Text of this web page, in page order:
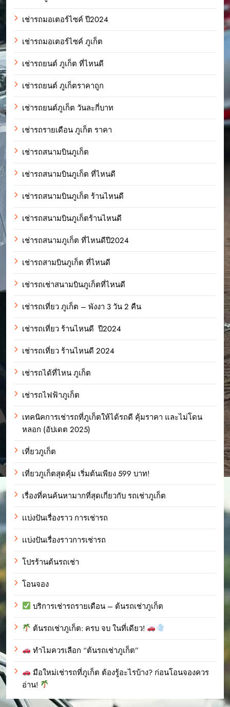
เช่ารถมอเตอร์ไซค์ ปี2024
เช่ารถมอเตอร์ไซค์ ภูเก็ต
เช่ารถยนต์ ภูเก็ต ที่ไหนดี
เช่ารถยนต์ ภูเก็ตราคาถูก
เช่ารถยนต์ภูเก็ต วันละกี่บาท
เช่ารถรายเดือน ภูเก็ต ราคา
เช่ารถสนามบินภูเก็ต
เช่ารถสนามบินภูเก็ต ที่ไหนดี
เช่ารถสนามบินภูเก็ต ร้านไหนดี
เช่ารถสนามบินภูเก็ตร้านไหนดี
เช่ารถสนามภูเก็ต ที่ไหนดีปี2024
เช่ารถสามบินภูเก็ต ที่ไหนดี
เช่ารถเช่าสนามบินภูเก็ตที่ไหนดี
เช่ารถเที่ยว ภูเก็ต – พังงา 3 วัน 2 คืน
เช่ารถเที่ยว ร้านไหนดี ปี2024
เช่ารถเที่ยว ร้านไหนดี 2024
เช่ารถได้ที่ไหน ภูเก็ต
เช่ารถไฟฟ้าภูเก็ต
เทคนิคการเช่ารถที่ภูเก็ตให้ได้รถดี คุ้มราคา และไม่โดน
หลอก (อัปเดต 2025)
เที่ยวภูเก็ต
เที่ยวภูเก็ตสุดคุ้ม เริ่มต้นเพียง 599 บาท!
เรื่องที่คนค้นหามากที่สุดเกี่ยวกับ รถเช่าภูเก็ต
เเบ่งปันเรื่องราว การเช่ารถ
เเบ่งปันเรื่องราวการเช่ารถ
โปรร้านต้นรถเช่า
โอนจอง
บริการเช่ารถรายเดือน – ต้นรถเช่าภูเก็ต
ต้นรถเช่าภูเก็ต: ครบ จบ ในที่เดียว!
ทำไมควรเลือก “ต้นรถเช่าภูเก็ต”
มือใหม่เช่ารถที่ภูเก็ต ต้องรู้อะไรบ้าง? ก่อนโอนจองควร
อ่าน!